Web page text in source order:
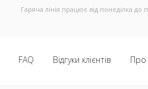
Гаряча лінія працює від понеділка до
FAQ Відгуки клієнтів Про